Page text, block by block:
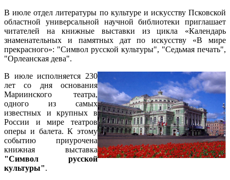
В июле отдел литературы по культуре и искусству Псковской
областной универсальной научной библиотеки приглашает
читателей на книжные выставки из цикла «Календарь
знаменательных и памятных дат по искусству «В мире
прекрасного»: "Символ русской культуры", "Седьмая печать",
"Орлеанская дева".
В июле исполняется 230
лет со дня основания
Мариинского театра,
одного из самых
известных и крупных в
России и мире театров
оперы и балета. К этому
событию приурочена
книжная выставка
"Символ русской
культуры".